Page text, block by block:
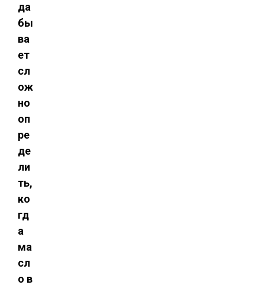
да
бы
ва
ет
сл
ож
но
оп
ре
де
ли
ть,
ко
гд
а
ма
сл
о в